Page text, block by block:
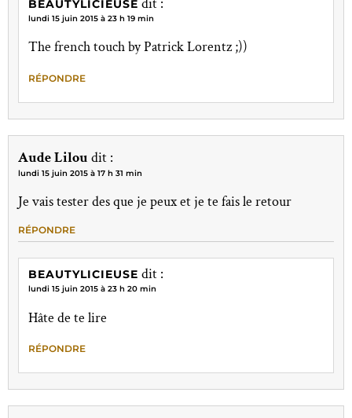
BEAUTYLICIEUSE
lundi 15 juin 2015 à 23 h 19 min
The french touch by Patrick Lorentz ;))
RÉPONDRE
Aude Lilou dit :
lundi 15 juin 2015 à 17 h 31 min
Je vais tester des que je peux et je te fais le retour
RÉPONDRE
BEAUTYLICIEUSE dit :
lundi 15 juin 2015 à 23 h 20 min
Hâte de te lire
RÉPONDRE